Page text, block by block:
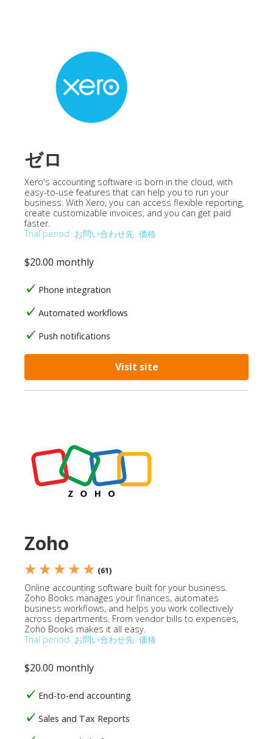
ゼロ
Xero's accounting software is born in the cloud, with
easy-to-use features that can help you to run your
business. With Xero, you can access flexible reporting,
create customizable invoices, and you can get paid
faster.
Trial period お問い合わせ先 価格
$20.00 monthly
Phone integration
Automated workflows
Push notifications
Visit site
Zoho
★ ★ ★ ★ ★ (61)
Online accounting software built for your business.
Zoho Books manages your finances, automates
business workflows, and helps you work collectively
across departments. From vendor bills to expenses,
Zoho Books makes it all easy.
Trial period お問い合わせ先 価格
$20.00 monthly
End-to-end accounting
Sales and Tax Reports